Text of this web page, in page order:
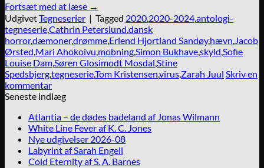
Fortsæt med at læse →
UdgivetTegneserier | Tagged 2020,2020-2024,antologi-
tegneserie,Cathrin Peterslund,dansk
horror,dæmoner,drømme,Erlend Hjortland Sandøy,hævn,Jacob
Ørsted,Mari Ahokoivu,mobning,Simon Bukhave,skyld,Sofie
Louise Dam,Søren Glosimodt Mosdal,Stine
Spedsbjerg,tegneserie,Tom Kristensen,virus,Zarah Juul Skriv en
kommentar
Seneste indlæg
Atlantia – de dødes badeland af Jonas Wilmann
White Line Fever af K. C. Jones
Nye udgivelser 2026-08
Labyrint af Sarah Engell
Cold Eternity af S. A. Barnes